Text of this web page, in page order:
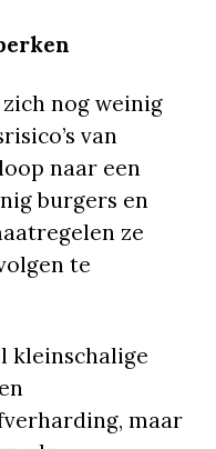
nog weinig
van
naar een
burgers en
ze
te
kleinschalige
maar